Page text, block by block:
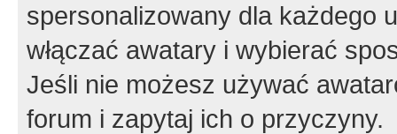
spersonalizowany dla każdego
włączać awatary i wybierać
Jeśli nie możesz używać
forum i zapytaj ich o przyczyny.